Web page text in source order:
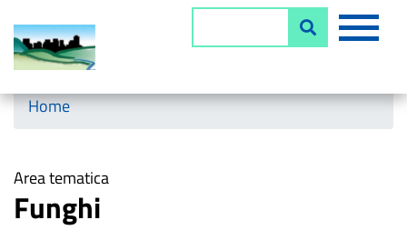
Salta
Horizontal menu
Home
Area tematica
Funghi